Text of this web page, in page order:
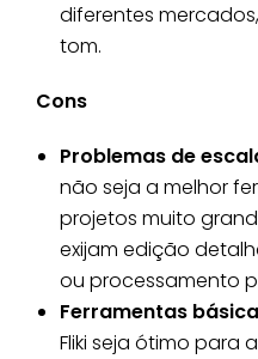
diferentes
tom.
Cons
Problemas de
não seja a melhor
projetos muito
exijam edição
ou processamento
Ferramentas
Fliki seja ótimo para